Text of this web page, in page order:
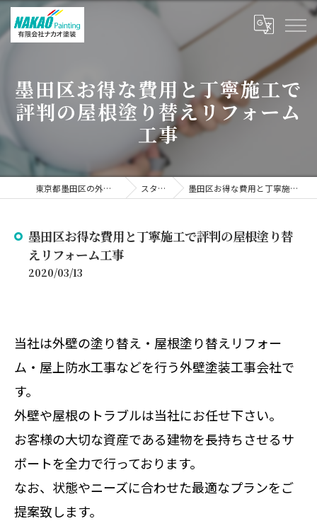
墨田区お得な費用と丁寧施工で
評判の屋根塗り替えリフォーム
工事
東京都墨田区の外壁塗装なら有限会社ナカオ塗装 スタッフブログ 墨田区お得な費用と丁寧施工で評判の屋根塗り替えリフォーム工事
墨田区お得な費用と丁寧施工で評判の屋根塗り替
えリフォーム工事
2020/03/13
当社は外壁の塗り替え・屋根塗り替えリフォー
ム・屋上防水工事などを行う外壁塗装工事会社で
す。
外壁や屋根のトラブルは当社にお任せ下さい。
お客様の大切な資産である建物を長持ちさせるサ
ポートを全力で行っております。
なお、状態やニーズに合わせた最適なプランをご
提案致します。